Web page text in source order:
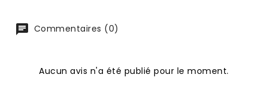
Commentaires (0)
Aucun avis n'a été publié pour le moment.